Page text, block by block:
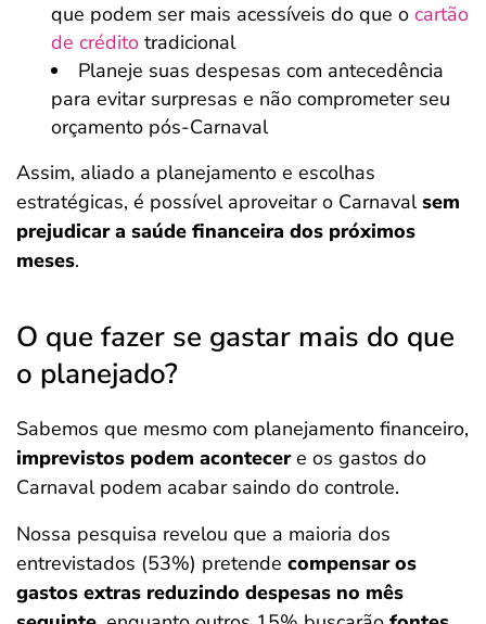
que podem ser mais acessíveis do que o cartão
de crédito tradicional
Planeje suas despesas com antecedência
para evitar surpresas e não comprometer seu
orçamento pós-Carnaval
Assim, aliado a planejamento e escolhas
estratégicas, é possível aproveitar o Carnavalsem
prejudicar a saúde financeira dos próximos
meses.
O que fazer se gastar mais do que
o planejado?
Sabemos que mesmo com planejamento financeiro,
imprevistos podem acontecere os gastos do
Carnaval podem acabar saindo do controle.
Nossa pesquisa revelou que a maioria dos
entrevistados (53%) pretende compensar os
gastos extras reduzindo despesas no mês